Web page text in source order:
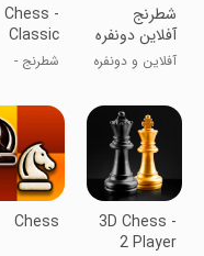
شطرنج
آفلاین دونفره
آفلاین و دونفره
Chess -
Classic
Chess
Offline
شطرنج -
آفلاین
3D Chess -
2 Player
Chess